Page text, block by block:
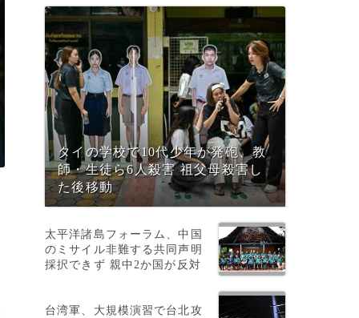
タイの学校で10代少年が発砲、教
師・生徒ら6人殺害 祖父母殺害し
た後移動
太平洋諸島フォーラム、中国
のミサイル非難する共同声明
採択できず 親中2か国が反対
台湾軍、大規模演習で台北攻